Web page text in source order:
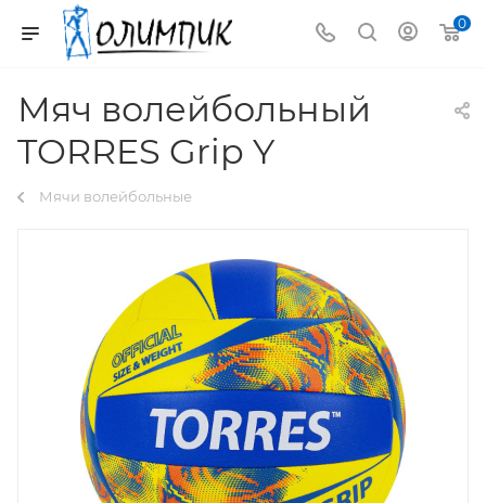
0
Мяч волейбольный
TORRES Grip Y
Мячи волейбольные